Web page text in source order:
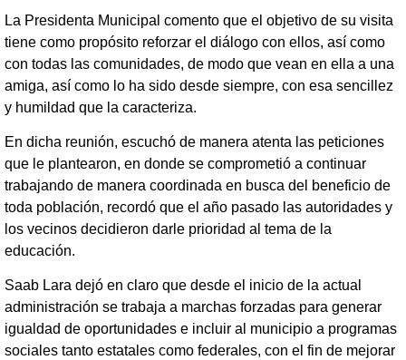
La Presidenta Municipal comento que el objetivo de su visita
tiene como propósito reforzar el diálogo con ellos, así como
con todas las comunidades, de modo que vean en ella a una
amiga, así como lo ha sido desde siempre, con esa sencillez
y humildad que la caracteriza.
En dicha reunión, escuchó de manera atenta las peticiones
que le plantearon, en donde se comprometió a continuar
trabajando de manera coordinada en busca del beneficio de
toda población, recordó que el año pasado las autoridades y
los vecinos decidieron darle prioridad al tema de la
educación.
Saab Lara dejó en claro que desde el inicio de la actual
administración se trabaja a marchas forzadas para generar
igualdad de oportunidades e incluir al municipio a programas
sociales tanto estatales como federales, con el fin de mejorar